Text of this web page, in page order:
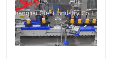
Videos